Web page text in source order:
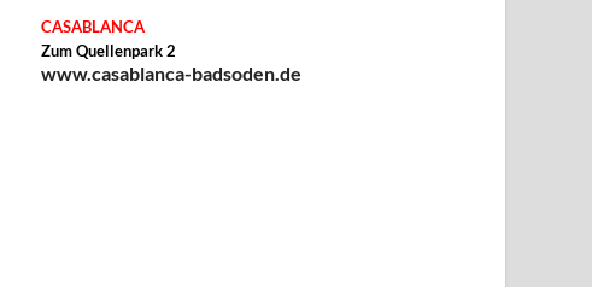
CASABLANCA
Zum Quellenpark 2
www.casablanca-badsoden.de